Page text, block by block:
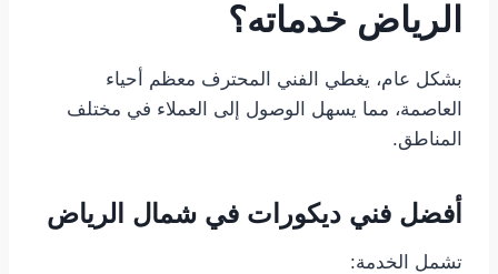
الرياض خدماته؟
بشكل عام، يغطي الفني المحترف معظم أحياء
العاصمة، مما يسهل الوصول إلى العملاء في مختلف
المناطق.
أفضل فني ديكورات في شمال الرياض
تشمل الخدمة: